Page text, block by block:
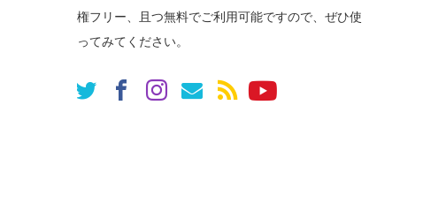
権フリー、且つ無料でご利用可能ですので、ぜひ使
ってみてください。